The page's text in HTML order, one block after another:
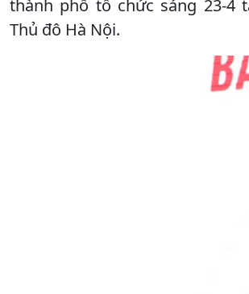
thành phố tổ chức sáng 23-4
Thủ đô Hà Nội.